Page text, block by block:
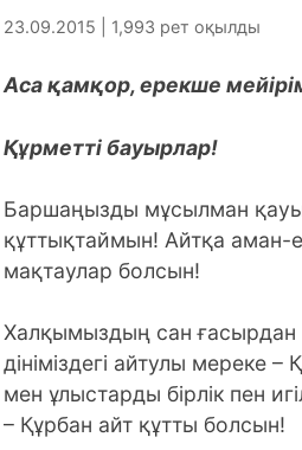
23.09.2015 | 1,993 рет оқылды
Аса қамқор, ерекше
Құрметті бауырлар!
Баршаңызды мұсылман
құттықтаймын! Айтқа аман-
мақтаулар болсын!
Халқымыздың сан ғасырдан
дініміздегі айтулы мереке
мен ұлыстарды бірлік пен
– Құрбан айт құтты болсын!